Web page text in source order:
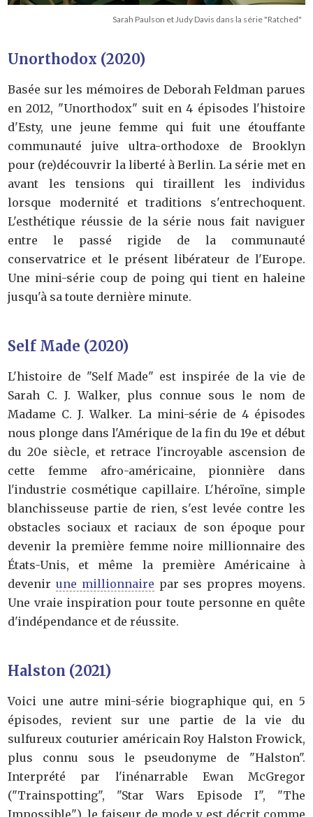
Sarah Paulson et Judy Davis dans la série "Ratched"
Unorthodox (2020)
Basée sur les mémoires de Deborah Feldman parues
en 2012, "Unorthodox" suit en 4 épisodes l'histoire
d'Esty, une jeune femme qui fuit une étouffante
communauté juive ultra-orthodoxe de Brooklyn
pour (re)découvrir la liberté à Berlin. La série met en
avant les tensions qui tiraillent les individus
lorsque modernité et traditions s'entrechoquent.
L'esthétique réussie de la série nous fait naviguer
entre le passé rigide de la communauté
conservatrice et le présent libérateur de l'Europe.
Une mini-série coup de poing qui tient en haleine
jusqu'à sa toute dernière minute.
Self Made (2020)
L'histoire de "Self Made" est inspirée de la vie de
Sarah C. J. Walker, plus connue sous le nom de
Madame C. J. Walker. La mini-série de 4 épisodes
nous plonge dans l'Amérique de la fin du 19e et début
du 20e siècle, et retrace l'incroyable ascension de
cette femme afro-américaine, pionnière dans
l'industrie cosmétique capillaire. L'héroïne, simple
blanchisseuse partie de rien, s'est levée contre les
obstacles sociaux et raciaux de son époque pour
devenir la première femme noire millionnaire des
États-Unis, et même la première Américaine à
devenir une millionnaire par ses propres moyens.
Une vraie inspiration pour toute personne en quête
d'indépendance et de réussite.
Halston (2021)
Voici une autre mini-série biographique qui, en 5
épisodes, revient sur une partie de la vie du
sulfureux couturier américain Roy Halston Frowick,
plus connu sous le pseudonyme de "Halston".
Interprété par l'inénarrable Ewan McGregor
("Trainspotting", "Star Wars Episode I", "The
Impossible"), le faiseur de mode y est décrit comme